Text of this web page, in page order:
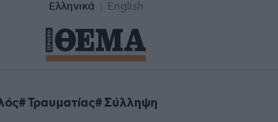
Ελληνικά English
Τραυματίας Σύλληψη